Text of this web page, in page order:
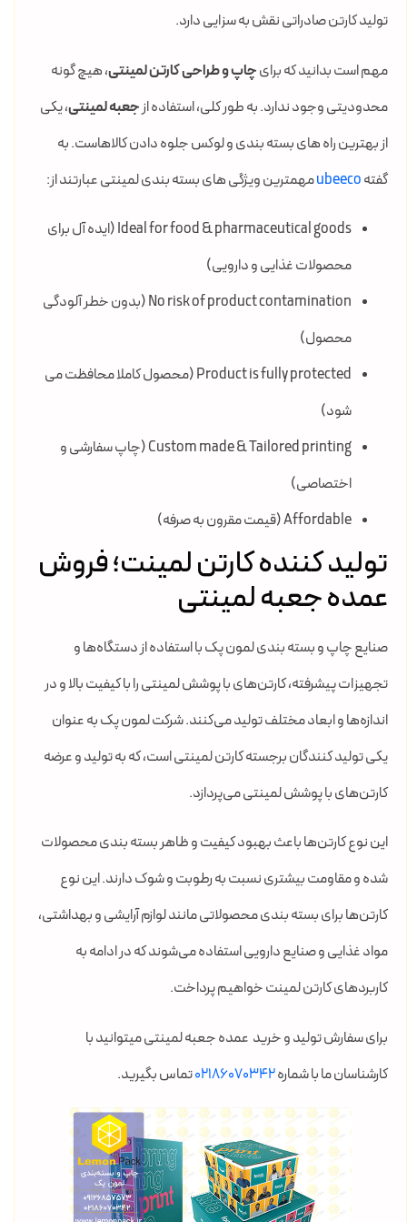
تولید کارتن صادراتی نقش به سزایی دارد.
مهم است بدانید که برایچاپ و طراحی کارتن لمینتی، هیچ گونه
محدودیتی وجود ندارد. به طور کلی، استفاده از جعبه لمینتی، یکی
از بهترین راه های بسته بندی و لوکس جلوه دادن کالاهاست. به
گفتهubeecoمهمترین ویژگی های بسته بندی لمینتی عبارتند از:
Ideal for food & pharmaceutical goods (ایده آل برای
محصولات غذایی و دارویی)
No risk of product contamination (بدون خطر آلودگی
محصول)
Product is fully protected (محصول کاملا محافظت می
شود)
Custom made & Tailored printing (چاپ سفارشی و
اختصاصی)
Affordable (قیمت مقرون به صرفه)
تولید کننده کارتن لمینت؛ فروش
عمده جعبه لمینتی
صنایع چاپ و بسته بندی لمون پک با استفاده از دستگاه‌ها و
تجهیزات پیشرفته، کارتن‌های با پوشش لمینتی را با کیفیت بالا و در
اندازه‌ها و ابعاد مختلف تولید می‌کنند. شرکت لمون پک به عنوان
یکی تولید کنندگان برجسته کارتن لمینتی است، که به تولید و عرضه
کارتن‌های با پوشش لمینتی می‌پردازد.
این نوع کارتن‌ها باعث بهبود کیفیت و ظاهر بسته بندی محصولات
شده و مقاومت بیشتری نسبت به رطوبت و شوک دارند. این نوع
کارتن‌ها برای بسته بندی محصولاتی مانند لوازم آرایشی و بهداشتی،
مواد غذایی و صنایع دارویی استفاده می‌شوند که در ادامه به
کاربردهای کارتن لمینت خواهیم پرداخت.
برای سفارش تولید و خرید عمده جعبه لمینتی میتوانید با
کارشناسان ما با شماره02186070342تماس بگیرید.